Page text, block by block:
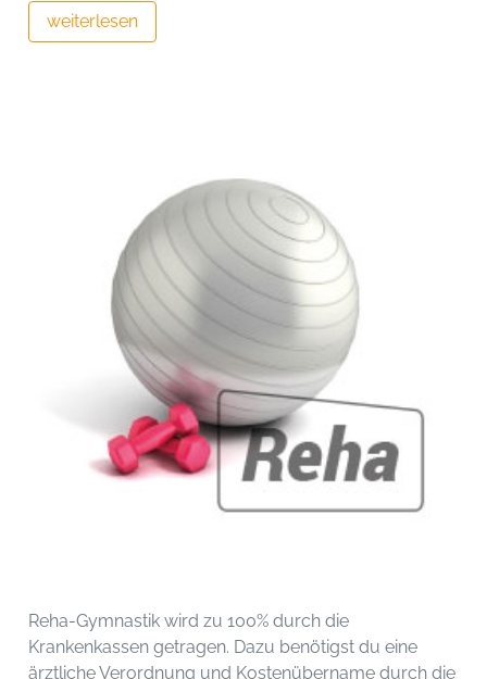
weiterlesen
Reha-Gymnastik wird zu 100% durch die
Krankenkassen getragen. Dazu benötigst du eine
ärztliche Verordnung und Kostenübername durch die